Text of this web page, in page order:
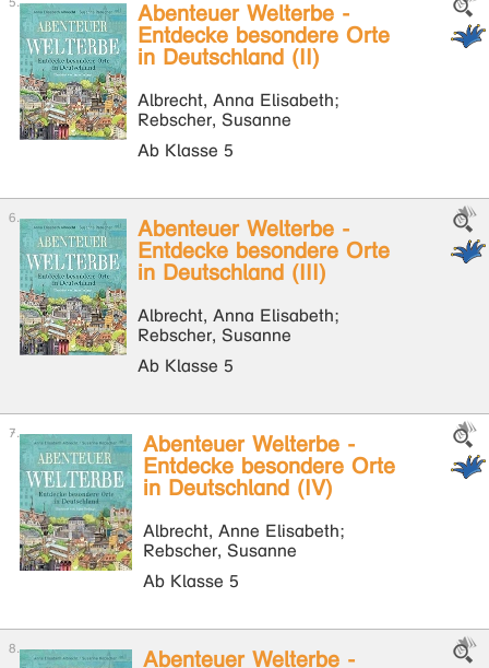
Abenteuer Welterbe -
Entdecke besondere Orte
in Deutschland (II)
Albrecht, Anna Elisabeth;
Rebscher, Susanne
Ab Klasse 5
Abenteuer Welterbe -
Entdecke besondere Orte
in Deutschland (III)
Albrecht, Anna Elisabeth;
Rebscher, Susanne
Ab Klasse 5
Abenteuer Welterbe -
Entdecke besondere Orte
in Deutschland (IV)
Albrecht, Anne Elisabeth;
Rebscher, Susanne
Ab Klasse 5
Abenteuer Welterbe -